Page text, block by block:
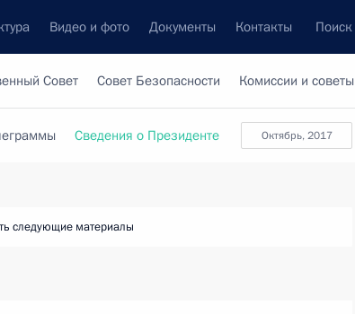
Видео и фото Документы Контакты Поиск
Совет Совет Безопасности Комиссии и советы
октябрь, 2017
Сведения о Президенте
следующие материалы